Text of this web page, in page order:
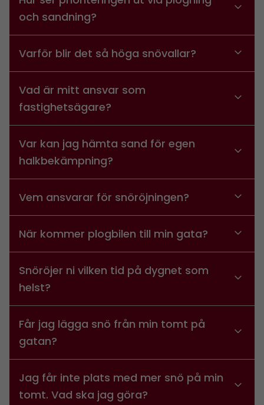
och sandning?
Varför blir det så höga snövallar?
Vad är mitt ansvar som
fastighetsägare?
Var kan jag hämta sand för egen
halkbekämpning?
Vem ansvarar för snöröjningen?
När kommer plogbilen till min gata?
Snöröjer ni vilken tid på dygnet som
helst?
Får jag lägga snö från min tomt på
gatan?
Jag får inte plats med mer snö på min
tomt. Vad ska jag göra?
bra som
du nekar de
här kakorna
Marknadsföring
med dig av dina
intressen och ditt
beteende när du
surfar ökar du
chansen att få se
personligt
anpassat innehåll